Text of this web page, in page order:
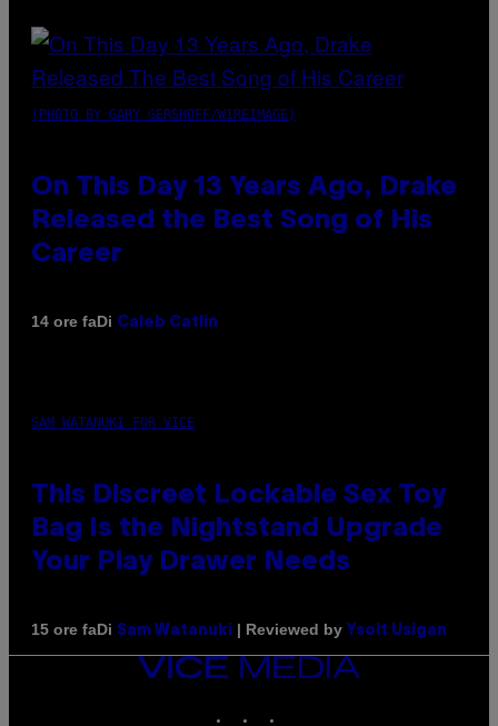
(PHOTO BY GARY GERSHOFF/WIREIMAGE)
On This Day 13 Years Ago, Drake
Released the Best Song of His
Career
14 ore faDi Caleb Catlin
SAM WATANUKI FOR VICE
This Discreet Lockable Sex Toy
Bag Is the Nightstand Upgrade
Your Play Drawer Needs
15 ore faDi Sam Watanuki | Reviewed by Ysolt Usigan
VICE
MEDIA